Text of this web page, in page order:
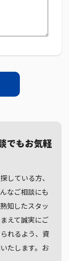
でもお気軽
している方、
なご相談にも
知したスタッ
えて誠実にご
れるよう、資
たします。お